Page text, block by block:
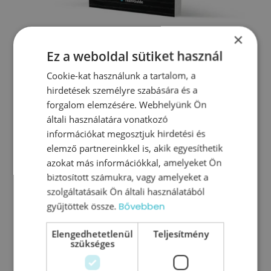
MEGNÉZEM
×
Ez a weboldal sütiket használ
Cookie-kat használunk a tartalom, a
hirdetések személyre szabására és a
forgalom elemzésére. Webhelyünk Ön
általi használatára vonatkozó
információkat megosztjuk hirdetési és
elemző partnereinkkel is, akik egyesíthetik
azokat más információkkal, amelyeket Ön
biztosított számukra, vagy amelyeket a
szolgáltatásaik Ön általi használatából
gyűjtöttek össze.Bővebben
Elengedhetetlenül
szükséges
Teljesítmény